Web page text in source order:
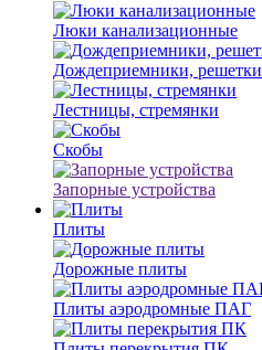
Люки канализационные
Дождеприемники, решетки
Лестницы, стремянки
Скобы
Запорные устройства
Плиты
Дорожные плиты
Плиты аэродромные ПАГ